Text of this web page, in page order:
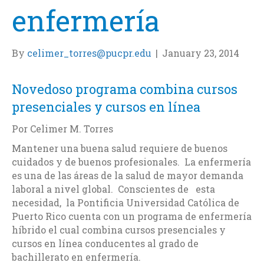
enfermería
By celimer_torres@pucpr.edu | January 23, 2014
Novedoso programa combina cursos
presenciales y cursos en línea
Por Celimer M. Torres
Mantener una buena salud requiere de buenos
cuidados y de buenos profesionales. La enfermería
es una de las áreas de la salud de mayor demanda
laboral a nivel global. Conscientes de esta
necesidad, la Pontificia Universidad Católica de
Puerto Rico cuenta con un programa de enfermería
híbrido el cual combina cursos presenciales y
cursos en línea conducentes al grado de
bachillerato en enfermería.